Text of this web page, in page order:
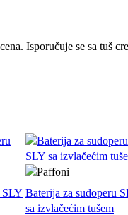
Isporučuje se sa tuš
SLY Baterija za sudoperu
sa izvlačećim tušem